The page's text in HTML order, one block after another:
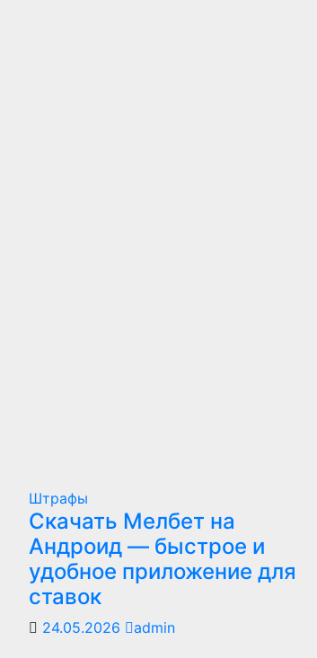
Штрафы
Скачать Мелбет на
Андроид — быстрое и
удобное приложение для
ставок
24.05.2026 admin